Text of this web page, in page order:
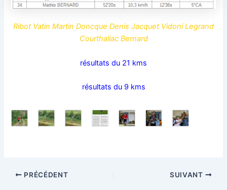
Ribot Vatin Martin Doncque Denis Jacquet Vidoni Legrand
Courthaliac Bernard
résultats du 21 kms
résultats du 9 kms
PRÉCÉDENT SUIVANT